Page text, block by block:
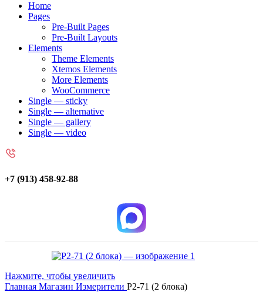
Home
Pages
Pre-Built Pages
Pre-Built Layouts
Elements
Theme Elements
Xtemos Elements
More Elements
WooCommerce
Single — sticky
Single — alternative
Single — gallery
Single — video
+7 (913) 458-92-88
Нажмите, чтобы увеличить
Главная Магазин Измерители Р2-71 (2 блока)